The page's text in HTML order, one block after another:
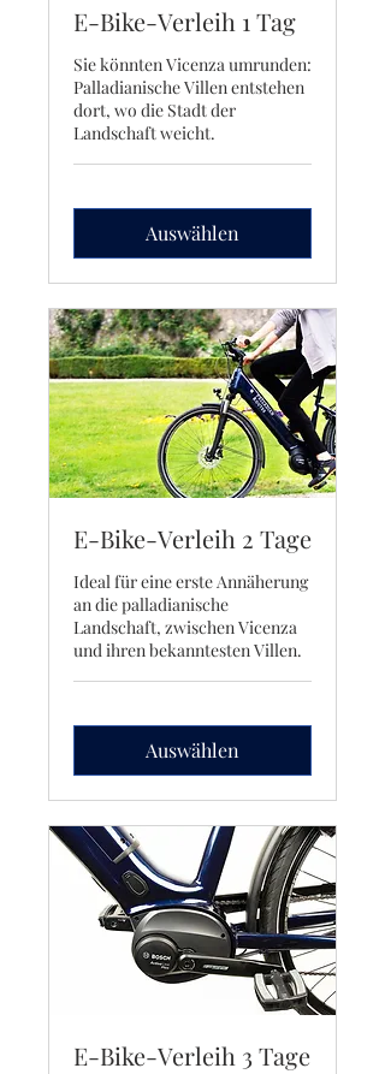
E-Bike-Verleih 1 Tag
Sie könnten Vicenza umrunden:
Palladianische Villen entstehen
dort, wo die Stadt der
Landschaft weicht.
Auswählen
E-Bike-Verleih 2 Tage
Ideal für eine erste Annäherung
an die palladianische
Landschaft, zwischen Vicenza
und ihren bekanntesten Villen.
Auswählen
E-Bike-Verleih 3 Tage